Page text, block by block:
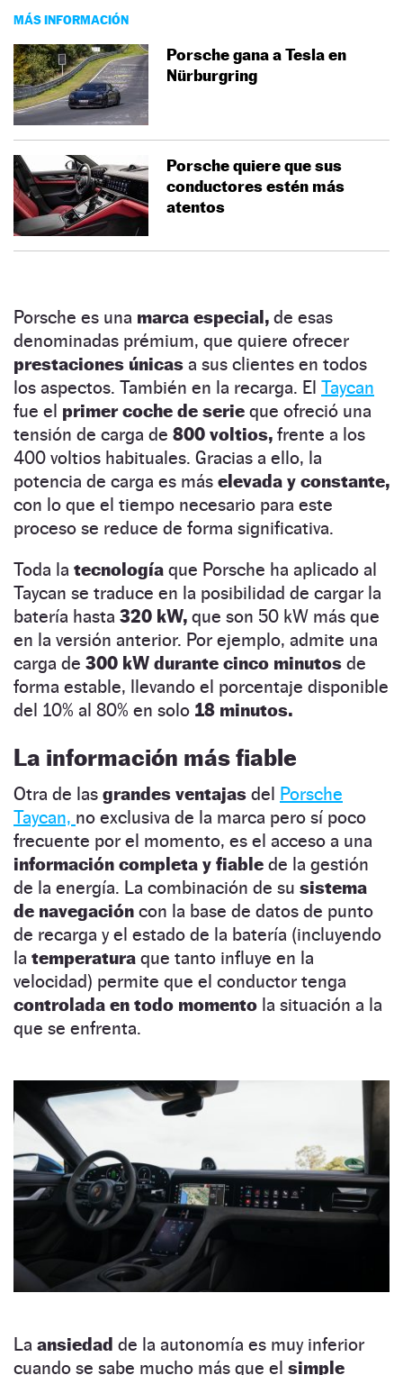
MÁS INFORMACIÓN
Porsche gana a Tesla en
Nürburgring
Porsche quiere que sus
conductores estén más
atentos
Porsche es una marca especial, de esas
denominadas prémium, que quiere ofrecer
prestaciones únicas a sus clientes en todos
los aspectos. También en la recarga. El Taycan
fue el primer coche de serie que ofreció una
tensión de carga de 800 voltios, frente a los
400 voltios habituales. Gracias a ello, la
potencia de carga es más elevada y constante,
con lo que el tiempo necesario para este
proceso se reduce de forma significativa.
Toda la tecnología que Porsche ha aplicado al
Taycan se traduce en la posibilidad de cargar la
batería hasta 320 kW, que son 50 kW más que
en la versión anterior. Por ejemplo, admite una
carga de 300 kW durante cinco minutos de
forma estable, llevando el porcentaje disponible
del 10% al 80% en solo 18 minutos.
La información más fiable
Otra de las grandes ventajas del Porsche
Taycan, no exclusiva de la marca pero sí poco
frecuente por el momento, es el acceso a una
información completa y fiable de la gestión
de la energía. La combinación de su sistema
de navegación con la base de datos de punto
de recarga y el estado de la batería (incluyendo
la temperatura que tanto influye en la
velocidad) permite que el conductor tenga
controlada en todo momento la situación a la
que se enfrenta.
La ansiedad de la autonomía es muy inferior
cuando se sabe mucho más que el simple